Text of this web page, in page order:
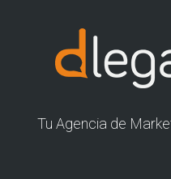
Tu Agencia de